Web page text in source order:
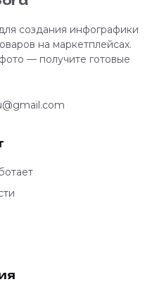
создания инфографики
на маркетплейсах.
— получите готовые